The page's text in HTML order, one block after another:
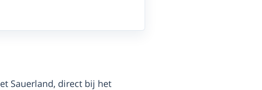
Sauerland, direct bij het